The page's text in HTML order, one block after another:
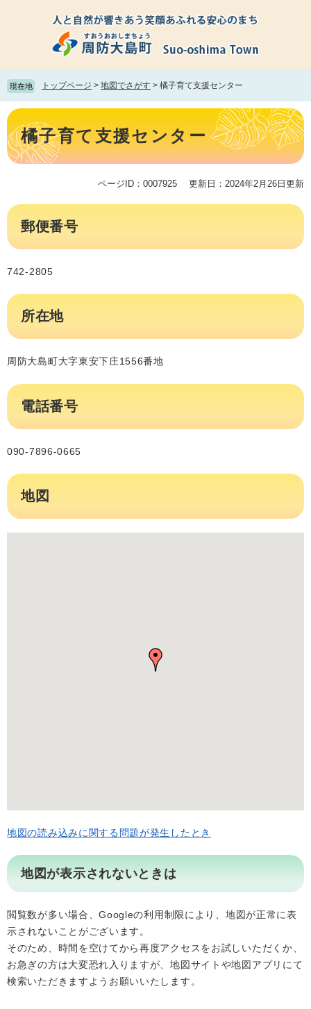
頭
で
す。
飛
ば
て
本
文
現在地 トップページ > 地図でさがす > 橘子育て支援センター
本
文 橘子育て支援センター
ページID：0007925 更新日：2024年2月26日更新
郵便番号
742-2805
所在地
周防大島町大字東安下庄1556番地
電話番号
090-7896-0665
地図
地図の読み込みに関する問題が発生したとき
地図が表示されないときは
閲覧数が多い場合、Googleの利用制限により、地図が正常に表
示されないことがございます。
そのため、時間を空けてから再度アクセスをお試しいただくか、
お急ぎの方は大変恐れ入りますが、地図サイトや地図アプリにて
検索いただきますようお願いいたします。